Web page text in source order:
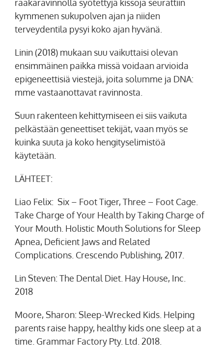
raakaravinnolla syötettyjä kissoja seurattiin
kymmenen sukupolven ajan ja niiden
terveydentila pysyi koko ajan hyvänä.
Linin (2018) mukaan suu vaikuttaisi olevan
ensimmäinen paikka missä voidaan arvioida
epigeneettisiä viestejä, joita solumme ja DNA:
mme vastaanottavat ravinnosta.
Suun rakenteen kehittymiseen ei siis vaikuta
pelkästään geneettiset tekijät, vaan myös se
kuinka suuta ja koko hengityselimistöä
käytetään.
LÄHTEET:
Liao Felix: Six – Foot Tiger, Three – Foot Cage.
Take Charge of Your Health by Taking Charge of
Your Mouth. Holistic Mouth Solutions for Sleep
Apnea, Deficient Jaws and Related
Complications. Crescendo Publishing, 2017.
Lin Steven: The Dental Diet. Hay House, Inc.
2018
Moore, Sharon: Sleep-Wrecked Kids. Helping
parents raise happy, healthy kids one sleep at a
time. Grammar Factory Pty. Ltd. 2018.